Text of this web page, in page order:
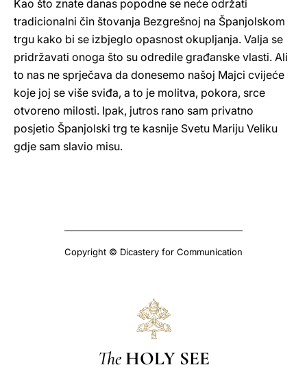
Kao što znate danas popodne se neće održati
tradicionalni čin štovanja Bezgrešnoj na Španjolskom
trgu kako bi se izbjeglo opasnost okupljanja. Valja se
pridržavati onoga što su odredile građanske vlasti. Ali
to nas ne sprječava da donesemo našoj Majci cvijeće
koje joj se više sviđa, a to je molitva, pokora, srce
otvoreno milosti. Ipak, jutros rano sam privatno
posjetio Španjolski trg te kasnije Svetu Mariju Veliku
gdje sam slavio misu.
Copyright © Dicastery for Communication
The HOLY SEE